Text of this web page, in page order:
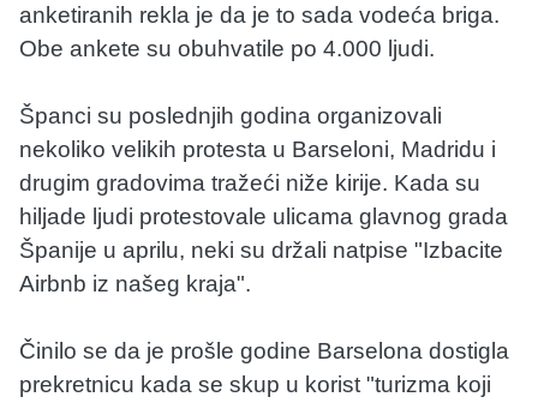
anketiranih rekla je da je to sada vodeća briga.
Obe ankete su obuhvatile po 4.000 ljudi.
Španci su poslednjih godina organizovali
nekoliko velikih protesta u Barseloni, Madridu i
drugim gradovima tražeći niže kirije. Kada su
hiljade ljudi protestovale ulicama glavnog grada
Španije u aprilu, neki su držali natpise "Izbacite
Airbnb iz našeg kraja".
Činilo se da je prošle godine Barselona dostigla
prekretnicu kada se skup u korist "turizma koji